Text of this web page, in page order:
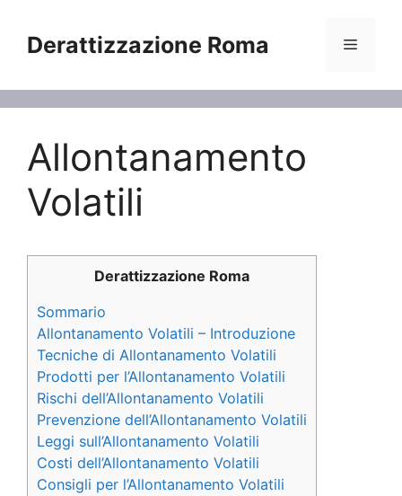
contenuto
Derattizzazione Roma Menu
Allontanamento
Volatili
Derattizzazione Roma
Sommario
Allontanamento Volatili – Introduzione
Tecniche di Allontanamento Volatili
Prodotti per l’Allontanamento Volatili
Rischi dell’Allontanamento Volatili
Prevenzione dell’Allontanamento Volatili
Leggi sull’Allontanamento Volatili
Costi dell’Allontanamento Volatili
Consigli per l’Allontanamento Volatili